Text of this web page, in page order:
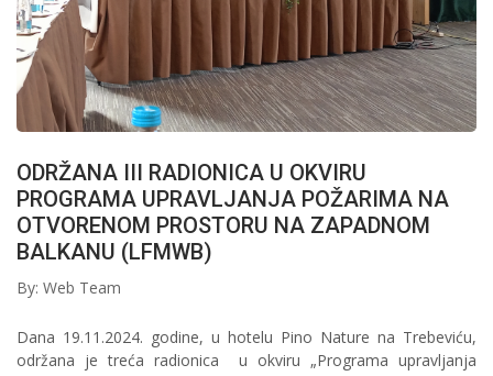
ODRŽANA III RADIONICA U OKVIRU
PROGRAMA UPRAVLJANJA POŽARIMA NA
OTVORENOM PROSTORU NA ZAPADNOM
BALKANU (LFMWB)
By: Web Team
Dana 19.11.2024. godine, u hotelu Pino Nature na Trebeviću,
održana je treća radionica u okviru „Programa upravljanja